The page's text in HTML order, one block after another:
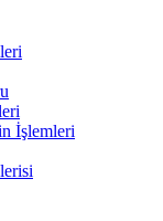
İşlemleri